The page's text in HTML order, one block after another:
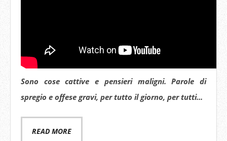
Sono cose cattive e pensieri maligni. Parole di
spregio e offese gravi, per tutto il giorno, per tutti...
READ MORE